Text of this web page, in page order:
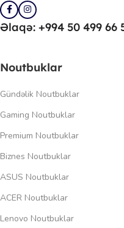
Əlaqə: +994 50 499 66
Noutbuklar
Gündəlik Noutbuklar
Gaming Noutbuklar
Premium Noutbuklar
Biznes Noutbuklar
ASUS Noutbuklar
ACER Noutbuklar
Lenovo Noutbuklar